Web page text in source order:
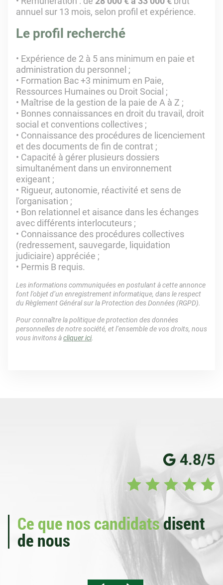
annuel sur 13 mois, selon profil et expérience.
Le profil recherché
• Expérience de 2 à 5 ans minimum en paie et
administration du personnel ;
• Formation Bac +3 minimum en Paie,
Ressources Humaines ou Droit Social ;
• Maîtrise de la gestion de la paie de A à Z ;
• Bonnes connaissances en droit du travail, droit
social et conventions collectives ;
• Connaissance des procédures de licenciement
et des documents de fin de contrat ;
• Capacité à gérer plusieurs dossiers
simultanément dans un environnement
exigeant ;
• Rigueur, autonomie, réactivité et sens de
l'organisation ;
• Bon relationnel et aisance dans les échanges
avec différents interlocuteurs ;
• Connaissance des procédures collectives
(redressement, sauvegarde, liquidation
judiciaire) appréciée ;
• Permis B requis.
Les informations communiquées en postulant à cette annonce
font l’objet d’un enregistrement informatique, dans le respect
du Règlement Général sur la Protection des Données (RGPD).
Pour connaître la politique de protection des données
personnelles de notre société, et l’ensemble de vos droits, nous
vous invitons àcliquer ici.
4.8/5
Ce que nos candidatsdisent
de nous